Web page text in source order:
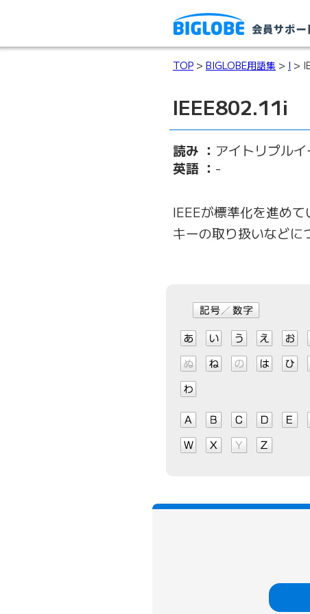
TOP > BIGLOBE用語集 > I >
IEEE802.11i
読み ： アイトリプル
英語 ： -
IEEEが標準化を進め
キーの取り扱いなどに